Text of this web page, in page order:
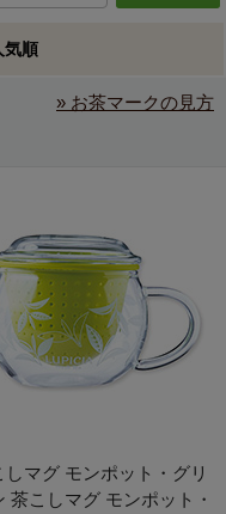
» お茶マークの見方
しマグ モンポット・グリ
茶こしマグ モンポット・